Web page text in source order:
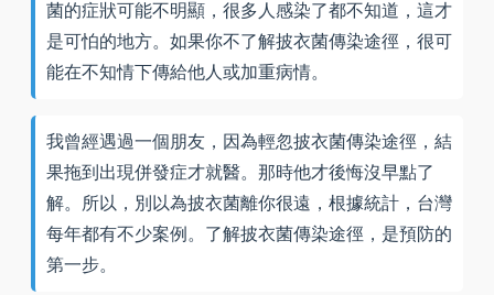
菌的症狀可能不明顯，很多人感染了都不知道，這才
是可怕的地方。如果你不了解披衣菌傳染途徑，很可
能在不知情下傳給他人或加重病情。
我曾經遇過一個朋友，因為輕忽披衣菌傳染途徑，結
果拖到出現併發症才就醫。那時他才後悔沒早點了
解。所以，別以為披衣菌離你很遠，根據統計，台灣
每年都有不少案例。了解披衣菌傳染途徑，是預防的
第一步。